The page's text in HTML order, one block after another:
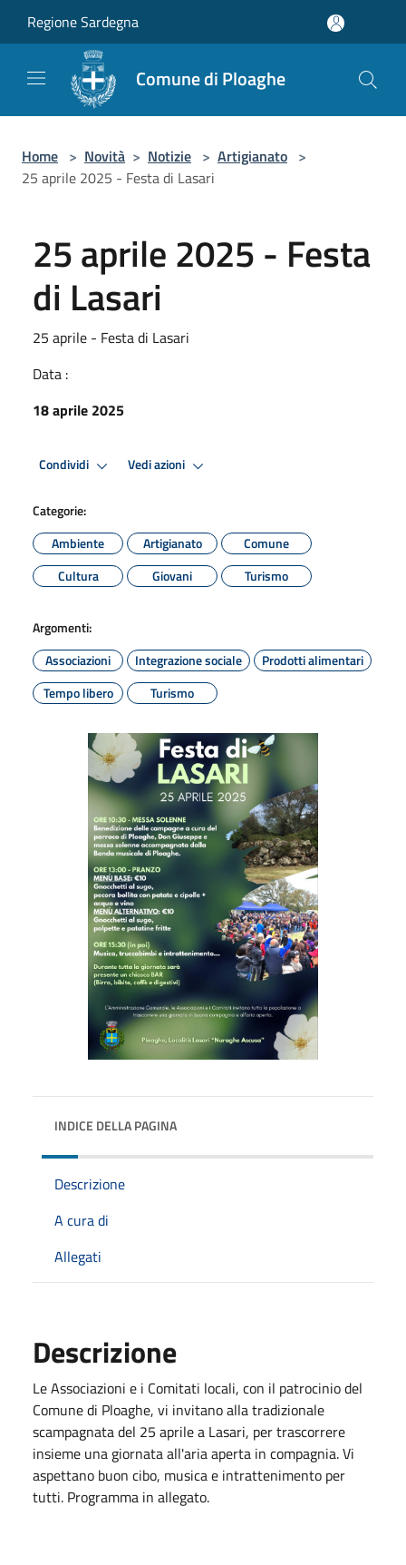
Regione Sardegna
Comune di Ploaghe
Home > Novità > Notizie > Artigianato >
25 aprile 2025 - Festa di Lasari
25 aprile 2025 - Festa
di Lasari
25 aprile - Festa di Lasari
Data :
18 aprile 2025
Condividi Vedi azioni
Categorie:
Ambiente
Artigianato
Comune
Cultura
Giovani Turismo
Argomenti:
Associazioni
Integrazione sociale
Prodotti alimentari
Tempo libero
Turismo
INDICE DELLA PAGINA
Descrizione
A cura di
Allegati
Descrizione
Le Associazioni e i Comitati locali, con il patrocinio del
Comune di Ploaghe, vi invitano alla tradizionale
scampagnata del 25 aprile a Lasari, per trascorrere
insieme una giornata all'aria aperta in compagnia. Vi
aspettano buon cibo, musica e intrattenimento per
tutti. Programma in allegato.